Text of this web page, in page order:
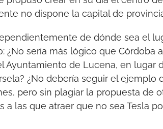
no dispone la capital de
de dónde sea el
¿No sería más lógico que Córdoba
Ayuntamiento de Lucena, en lugar
¿No debería seguir el ejemplo
pero sin plagiar la propuesta de
a las que atraer que no sea Tesla